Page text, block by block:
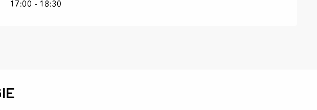
17:00 - 18:30